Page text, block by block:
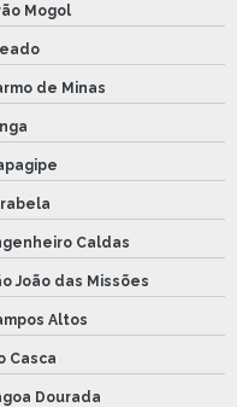
Mogol
de Minas
Caldas
João das Missões
Altos
Casca
Dourada